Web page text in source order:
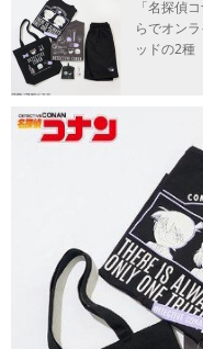
「名探偵
らでオン
ッドの2種